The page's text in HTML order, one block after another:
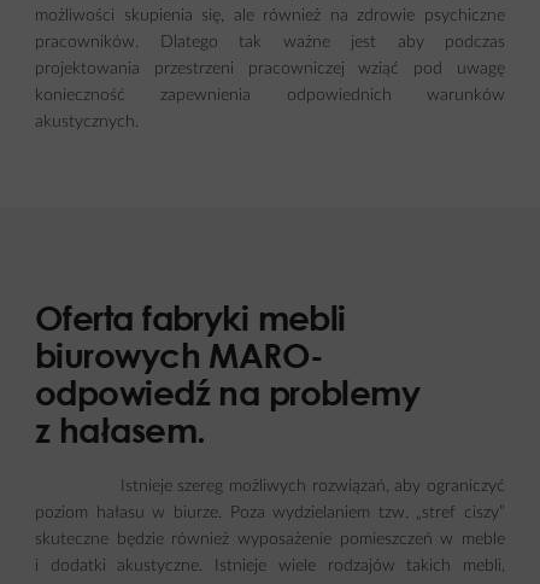
możliwości skupienia się, ale również na zdrowie psychiczne
pracowników. Dlatego tak ważne jest aby podczas
projektowania przestrzeni pracowniczej wziąć pod uwagę
konieczność zapewnienia odpowiednich warunków
akustycznych.
Oferta fabryki mebli
biurowych MARO-
odpowiedź na problemy
z hałasem.
Istnieje szereg możliwych rozwiązań, aby ograniczyć
poziom hałasu w biurze. Poza wydzielaniem tzw. „stref ciszy”
skuteczne będzie również wyposażenie pomieszczeń w meble
i dodatki akustyczne. Istnieje wiele rodzajów takich mebli,